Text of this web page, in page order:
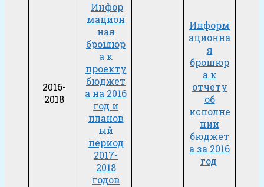
2016-
2018
Инфор
мацион
ная
брошюр
а к
проекту
бюджет
а на 2016
год и
планов
ый
период
2017-
2018
годов
Информ
ационна
я
брошюр
а к
отчету
об
исполне
нии
бюджет
а за 2016
год